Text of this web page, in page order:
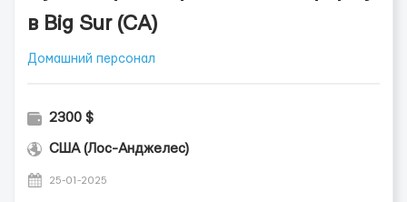
в Big Sur (CA)
Домашний персонал
2300 $
США (Лос-Анджелес)
25-01-2025